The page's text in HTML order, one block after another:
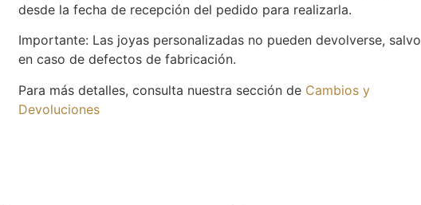
desde la fecha de recepción del pedido para realizarla.
Importante: Las joyas personalizadas no pueden devolverse, salvo
en caso de defectos de fabricación.
Para más detalles, consulta nuestra sección de Cambios y
Devoluciones